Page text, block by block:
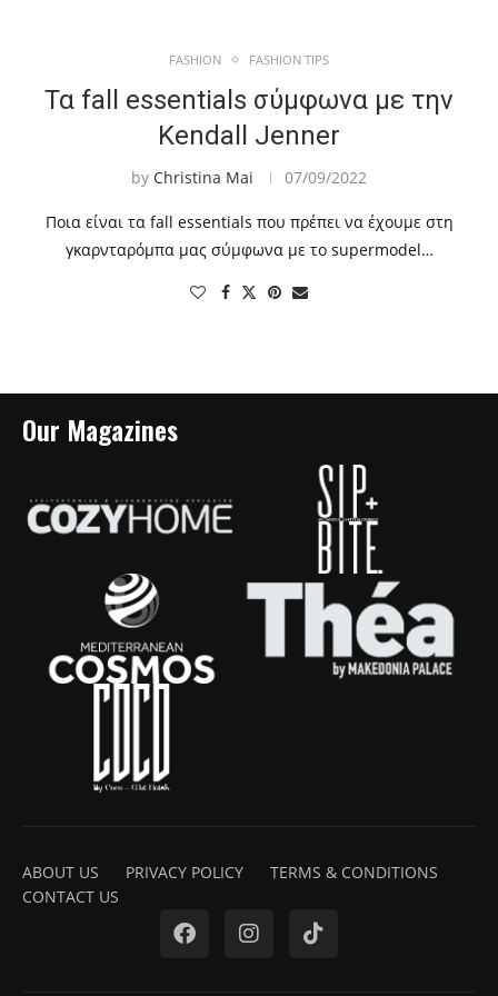
FASHION FASHION TIPS
Τα fall essentials σύμφωνα με την
Kendall Jenner
by Christina Mai 07/09/2022
Ποια είναι τα fall essentials που πρέπει να έχουμε στη
γκαρνταρόμπα μας σύμφωνα με το supermodel…
Our Magazines
ABOUT US PRIVACY POLICY
TERMS & CONDITIONS
CONTACT US